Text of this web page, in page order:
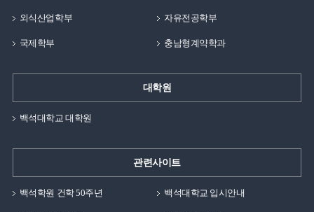
방법론, 재활운동, 해부학과 관련된 내용들이 좋았었고,
되는 것을 앞으로의 목표로 정하였습니다. 그리고
16년도에 학부를 졸업하고, 석사 2년, 박사 5년을 끝으로
백석대학교에서 전공수업에 강의를 나오고 있습니다. 일찍
결혼하여 가정을 꾸리면서 꿈을 이루기에는 시간적으로나
외식산업학부 자유전공학부
국제학부 충남형계약학과
대학원
백석대학교 대학원
관련사이트
백석학원 건학 50주년 백석대학교 입시안내